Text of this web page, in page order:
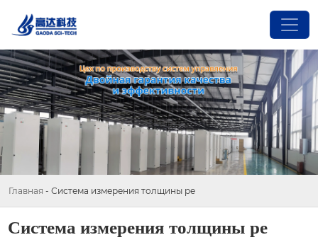
Главная - Система измерения толщины pe
Система измерения толщины pe